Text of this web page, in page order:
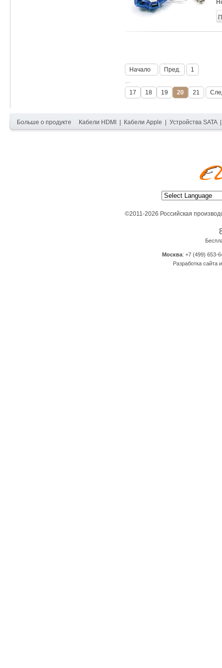
Начало Пред.
1
…
17
18 19 20 21
Больше о продукте Кабели HDMI Кабели Apple Устройства SATA
©2011-2026 Российская
Москва: +7 (499) 653-
Разработка сайта